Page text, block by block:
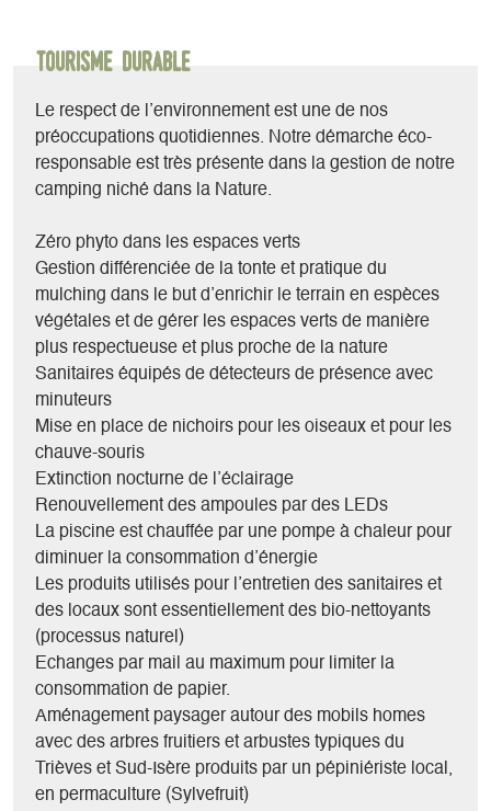
Le chalet Horizon permet un accueil confortable des
Les chalets famille proposent 3 chambres pour les familles
nombreuses ou les groupes d'amis
Les services proposés : piscine panoramique chauffée, bar,
déjeuners, pains et viennoiseries, jeux (baby foot, ping-
pong, pétanque, volley, badminton, jeux de société, jeux
pour enfants, ...), sauna finlandais, wifi gratuit, bibliothèque,
location de VTT électriques, lodge Cosy Cool pour
accueillir les groupes, labels Accueil Vélo et Compagnon
de Route, partner Inspiration Vercors
Tourisme durable
Le respect de l’environnement est une de nos
préoccupations quotidiennes. Notre démarche éco-
responsable est très présente dans la gestion de notre
camping niché dans la Nature.
Zéro phyto dans les espaces verts
Gestion différenciée de la tonte et pratique du
mulching dans le but d’enrichir le terrain en espèces
végétales et de gérer les espaces verts de manière
plus respectueuse et plus proche de la nature
Sanitaires équipés de détecteurs de présence avec
minuteurs
Mise en place de nichoirs pour les oiseaux et pour les
chauve-souris
Extinction nocturne de l’éclairage
Renouvellement des ampoules par des LEDs
La piscine est chauffée par une pompe à chaleur pour
diminuer la consommation d’énergie
Les produits utilisés pour l’entretien des sanitaires et
des locaux sont essentiellement des bio-nettoyants
(processus naturel)
Echanges par mail au maximum pour limiter la
consommation de papier.
Aménagement paysager autour des mobils homes
avec des arbres fruitiers et arbustes typiques du
Trièves et Sud-Isère produits par un pépiniériste local,
en permaculture (Sylvefruit)